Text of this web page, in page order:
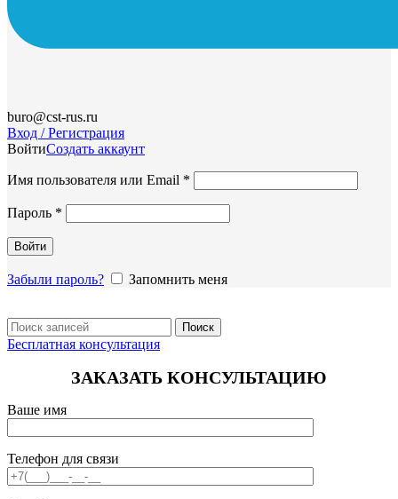
buro@cst-rus.ru
Вход / Регистрация
ВойтиСоздать аккаунт
Имя пользователя или Email *
Пароль *
Войти
Забыли пароль? Запомнить меня
Поиск
Бесплатная консультация
ЗАКАЗАТЬ КОНСУЛЬТАЦИЮ
Ваше имя
Телефон для связи